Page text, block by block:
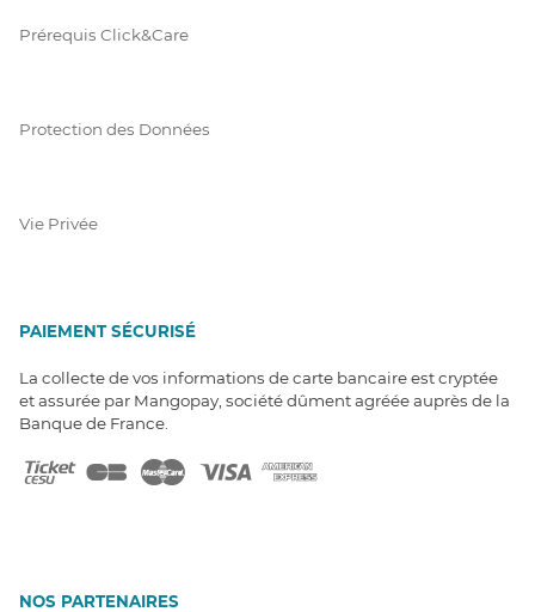
Prérequis Click&Care
Protection des Données
Vie Privée
PAIEMENT SÉCURISÉ
La collecte de vos informations de carte bancaire est cryptée
et assurée par Mangopay, société dûment agréée auprès de la
Banque de France.
NOS PARTENAIRES